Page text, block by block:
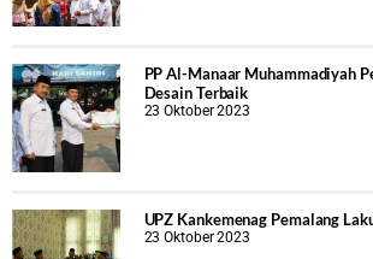
PP Al-Manaar Muhammadiyah
Desain Terbaik
23 Oktober 2023
UPZ Kankemenag Pemalang
23 Oktober 2023